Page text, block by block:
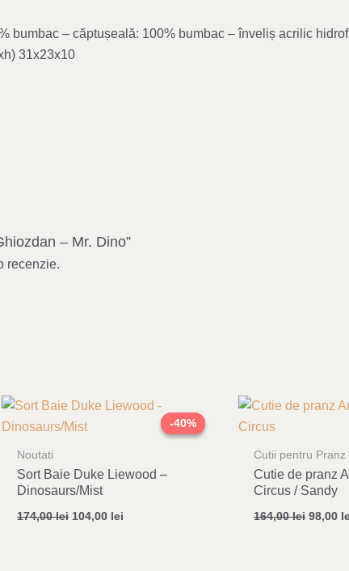
bumbac – căptușeală: 100% bumbac – înveliș acrilic
31x23x10
– Mr. Dino”
recenzie.
-40%
-40%
Noutati
Sort Baie Duke Liewood –
Dinosaurs/Mist
174,00lei
Original
was:
104,00 lei
Current
Cutii pentru Pranz
Cutie de pranz
Circus / Sandy
164,00lei 98,00